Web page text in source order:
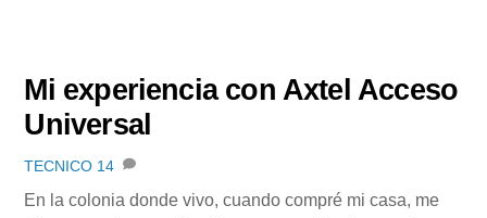
Mi experiencia con Axtel Acceso
Universal
TECNICO 14
En la colonia donde vivo, cuando compré mi casa, me